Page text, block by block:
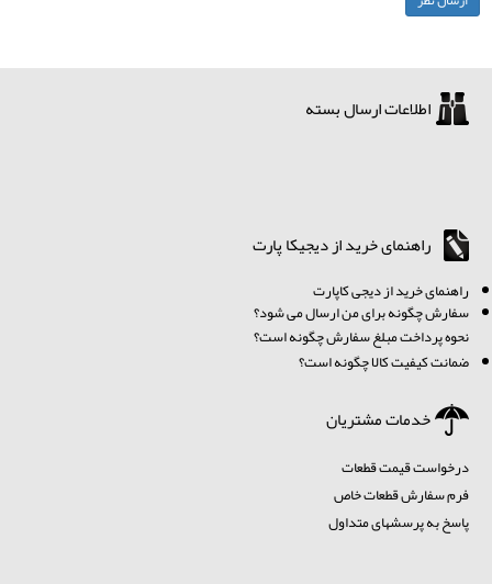
اطلاعات ارسال بسته
راهنمای خرید از دیجیکا پارت
راهنمای خرید از دیجی کاپارت
سفارش چگونه برای من ارسال می شود؟
نحوه پرداخت مبلغ سفارش چگونه است؟
ضمانت کیفیت کالا چگونه است؟
خدمات مشتریان
درخواست قیمت قطعات
فرم سفارش قطعات خاص
پاسخ به پرسشهای متداول